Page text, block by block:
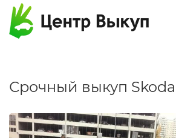
Срочный выкуп